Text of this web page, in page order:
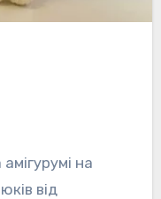
від